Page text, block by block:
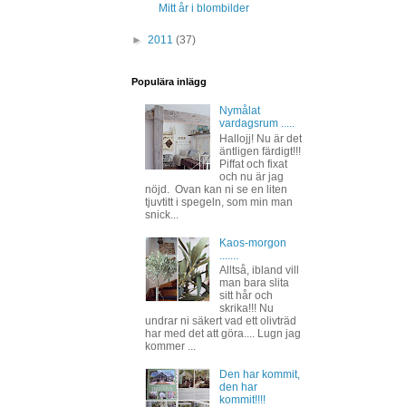
Mitt år i blombilder
► 2011 (37)
Populära inlägg
Nymålat
vardagsrum .....
Hallojj! Nu är det
äntligen färdigt!!!
Piffat och fixat
och nu är jag
nöjd. Ovan kan ni se en liten
tjuvtitt i spegeln, som min man
snick...
Kaos-morgon
Alltså, ibland vill
man bara slita
sitt hår och
skrika!!! Nu
undrar ni säkert vad ett olivträd
har med det att göra.... Lugn jag
kommer ...
Den har kommit,
den har
kommit!!!!